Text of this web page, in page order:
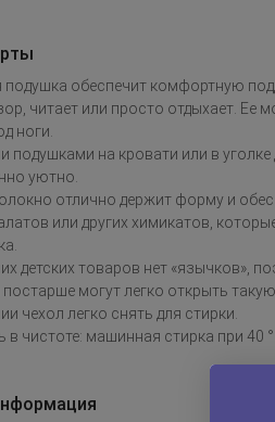
подушка обеспечит комфортную
читает или просто отдыхает. Ее
ноги.
подушками на кровати или в уголке
уютно.
отлично держит форму и
или других химикатов,
детских товаров нет «язычков»,
могут легко открыть
чехол легко снять для стирки.
в чистоте: машинная стирка при 40